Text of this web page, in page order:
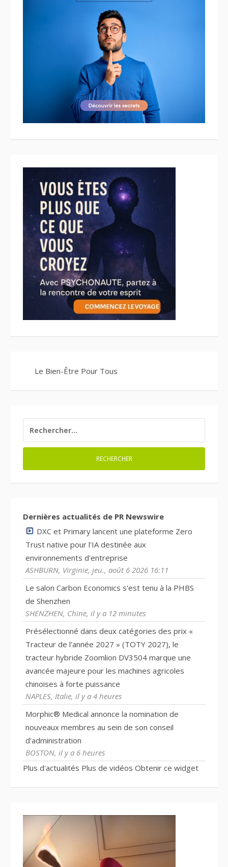
Le Bien-Être Pour Tous
Dernières actualités de PR Newswire
DXC et Primary lancent une plateforme Zero
Trust native pour l'IA destinée aux
environnements d'entreprise
ASHBURN, Virginie, jeu., août 6 2026 16:11
Le salon Carbon Economics s'est tenu à la PHBS
de Shenzhen
SHENZHEN, Chine, il y a 12 minutes
Présélectionné dans deux catégories des prix «
Tracteur de l'année 2027 » (TOTY 2027), le
tracteur hybride Zoomlion DV3504 marque une
avancée majeure pour les machines agricoles
chinoises à forte puissance
NAPLES, Italie, il y a 4 heures
Morphic® Medical annonce la nomination de
nouveaux membres au sein de son conseil
d'administration
BOSTON, il y a 6 heures
Plus d'actualités Plus de vidéos Obtenir ce widget